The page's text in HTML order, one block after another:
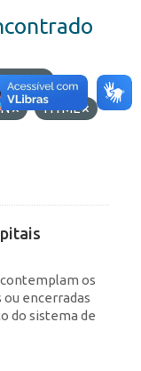
HTML
os
encerradas
do sistema de